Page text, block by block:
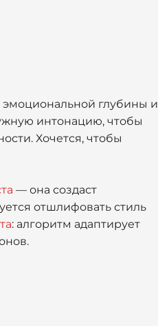
глубины и
интонацию, чтобы
Хочется, чтобы
— она создаст
отшлифовать стиль
: алгоритм адаптирует